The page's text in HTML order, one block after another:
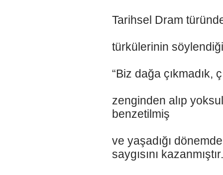
Tarihsel Dram
türkülerinin
“Biz dağa çıkmadık,
zenginden alıp
benzetilmiş
ve yaşadığı
saygısını kazanmıştır.